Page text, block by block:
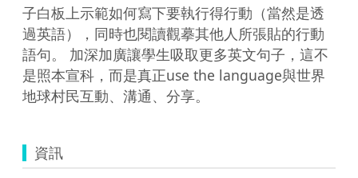
子白板上示範如何寫下要執行得行動（當然是透
過英語），同時也閱讀觀摹其他人所張貼的行動
語句。 加深加廣讓學生吸取更多英文句子，這不
是照本宣科，而是真正use the language與世界
地球村民互動、溝通、分享。
資訊